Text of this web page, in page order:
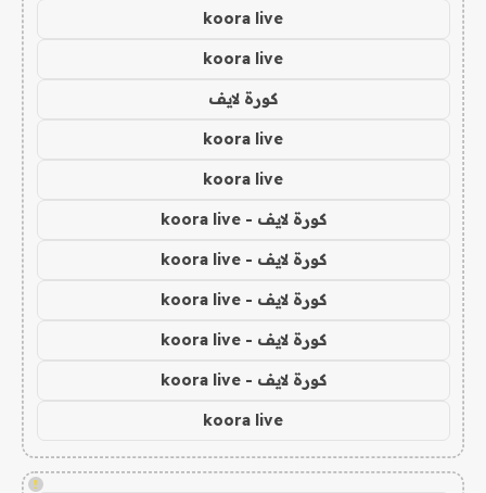
koora live
koora live
كورة لايف
koora live
koora live
كورة لايف - koora live
كورة لايف - koora live
كورة لايف - koora live
كورة لايف - koora live
كورة لايف - koora live
koora live
!